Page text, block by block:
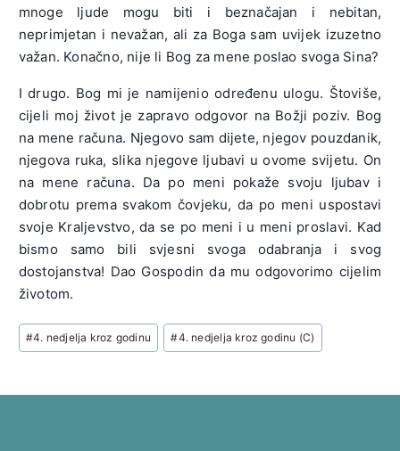
mnoge ljude mogu biti i beznačajan i nebitan,
neprimjetan i nevažan, ali za Boga sam uvijek izuzetno
važan. Konačno, nije li Bog za mene poslao svoga Sina?
I drugo. Bog mi je namijenio određenu ulogu. Štoviše,
cijeli moj život je zapravo odgovor na Božji poziv. Bog
na mene računa. Njegovo sam dijete, njegov pouzdanik,
njegova ruka, slika njegove ljubavi u ovome svijetu. On
na mene računa. Da po meni pokaže svoju ljubav i
dobrotu prema svakom čovjeku, da po meni uspostavi
svoje Kraljevstvo, da se po meni i u meni proslavi. Kad
bismo samo bili svjesni svoga odabranja i svog
dostojanstva! Dao Gospodin da mu odgovorimo cijelim
životom.
Post
Tags:
#4. nedjelja kroz godinu #4. nedjelja kroz godinu (C)